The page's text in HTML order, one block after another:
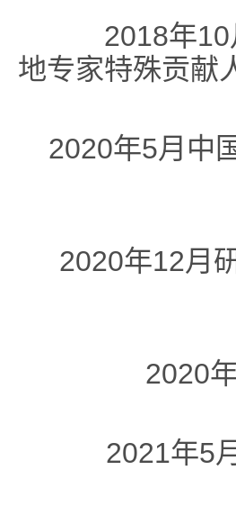
2018年10
地专家特殊贡献
2020年5月中
2020年12月
2020
2021年5